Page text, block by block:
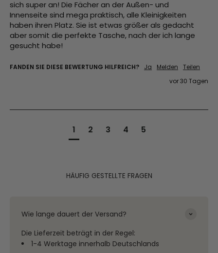
sich super an! Die Fächer an der Außen- und
Innenseite sind mega praktisch, alle Kleinigkeiten
haben ihren Platz. Sie ist etwas größer als gedacht
aber somit die perfekte Tasche, nach der ich lange
gesucht habe!
FANDEN SIE DIESE BEWERTUNG HILFREICH? Ja Melden
Teilen
vor 30 Tagen
1 2 3 4 5
HÄUFIG GESTELLTE FRAGEN
Wie lange dauert der Versand?
Die Lieferzeit beträgt in der Regel:
1-4 Werktage innerhalb Deutschlands